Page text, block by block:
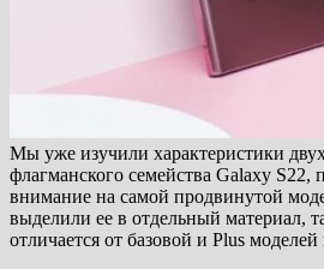
Мы уже изучили характеристики
флагманского семейства Galaxy S22,
внимание на самой продвинутой
выделили ее в отдельный материал,
отличается от базовой и Plus